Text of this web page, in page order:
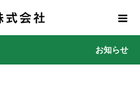
お知らせ